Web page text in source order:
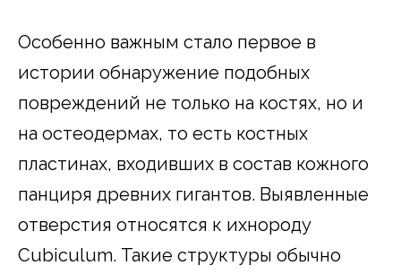
Особенно важным стало первое в
истории обнаружение подобных
повреждений не только на костях, но и
на остеодермах, то есть костных
пластинах, входивших в состав кожного
панциря древних гигантов. Выявленные
отверстия относятся к ихнороду
Cubiculum. Такие структуры обычно